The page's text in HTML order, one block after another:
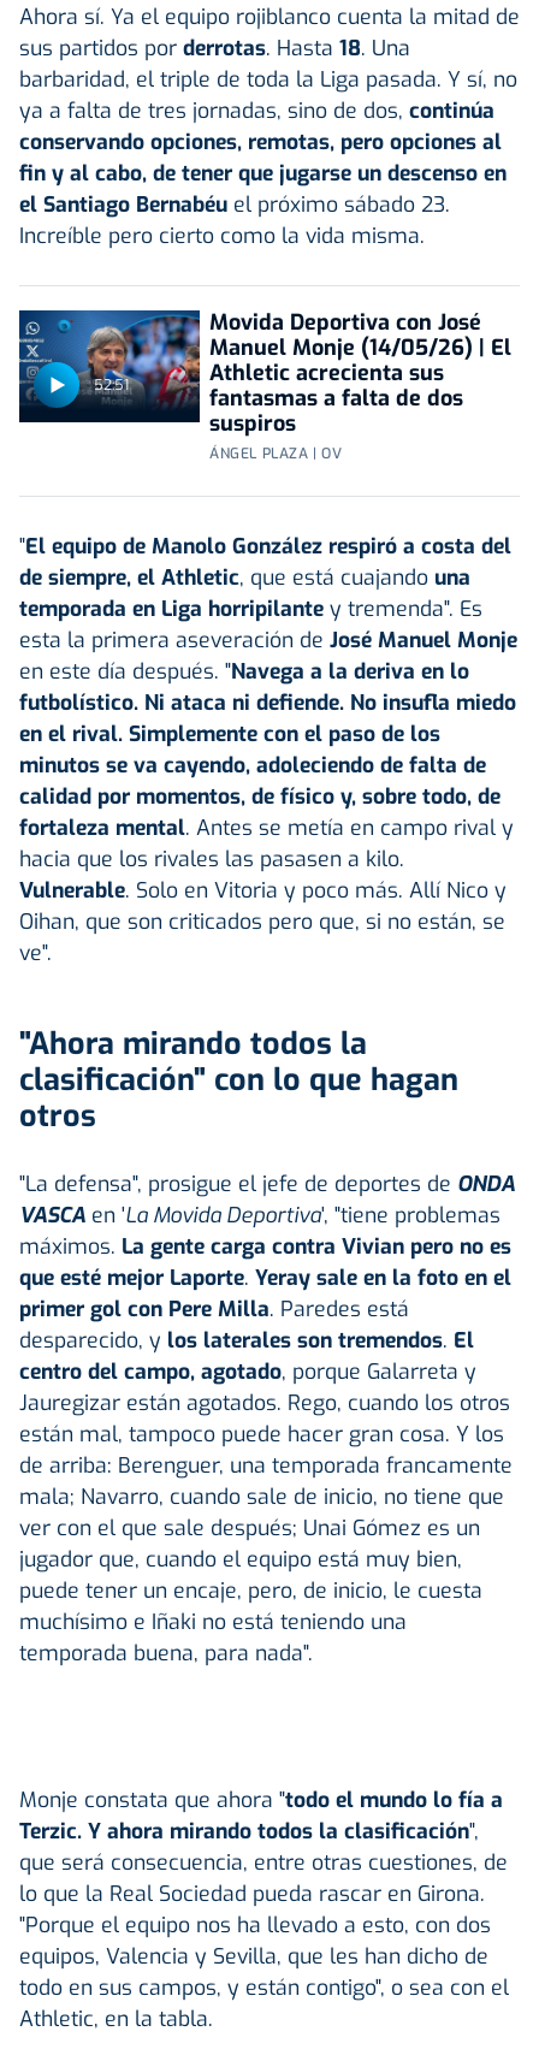
Ahora sí. Ya el equipo rojiblanco cuenta la mitad de
sus partidos por derrotas. Hasta 18. Una
barbaridad, el triple de toda la Liga pasada. Y sí, no
ya a falta de tres jornadas, sino de dos, continúa
conservando opciones, remotas, pero opciones al
fin y al cabo, de tener que jugarse un descenso en
el Santiago Bernabéu el próximo sábado 23.
Increíble pero cierto como la vida misma.
52:51
Movida Deportiva con José
Manuel Monje (14/05/26) | El
Athletic acrecienta sus
fantasmas a falta de dos
suspiros
ÁNGEL PLAZA | OV
"El equipo de Manolo González respiró a costa del
de siempre, el Athletic, que está cuajando una
temporada en Liga horripilante y tremenda". Es
esta la primera aseveración de José Manuel Monje
en este día después. "Navega a la deriva en lo
futbolístico. Ni ataca ni defiende. No insufla miedo
en el rival. Simplemente con el paso de los
minutos se va cayendo, adoleciendo de falta de
calidad por momentos, de físico y, sobre todo, de
fortaleza mental. Antes se metía en campo rival y
hacia que los rivales las pasasen a kilo.
Vulnerable. Solo en Vitoria y poco más. Allí Nico y
Oihan, que son criticados pero que, si no están, se
ve".
"Ahora mirando todos la
clasificación" con lo que hagan
otros
"La defensa", prosigue el jefe de deportes de ONDA
VASCA en 'La Movida Deportiva', "tiene problemas
máximos. La gente carga contra Vivian pero no es
que esté mejor Laporte. Yeray sale en la foto en el
primer gol con Pere Milla. Paredes está
desparecido, y los laterales son tremendos. El
centro del campo, agotado, porque Galarreta y
Jauregizar están agotados. Rego, cuando los otros
están mal, tampoco puede hacer gran cosa. Y los
de arriba: Berenguer, una temporada francamente
mala; Navarro, cuando sale de inicio, no tiene que
ver con el que sale después; Unai Gómez es un
jugador que, cuando el equipo está muy bien,
puede tener un encaje, pero, de inicio, le cuesta
muchísimo e Iñaki no está teniendo una
temporada buena, para nada".
Monje constata que ahora "todo el mundo lo fía a
Terzic. Y ahora mirando todos la clasificación",
que será consecuencia, entre otras cuestiones, de
lo que la Real Sociedad pueda rascar en Girona.
"Porque el equipo nos ha llevado a esto, con dos
equipos, Valencia y Sevilla, que les han dicho de
todo en sus campos, y están contigo", o sea con el
Athletic, en la tabla.